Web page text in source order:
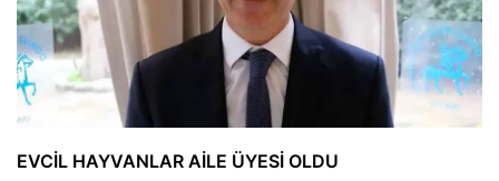
EVCİL HAYVANLAR AİLE ÜYESİ OLDU